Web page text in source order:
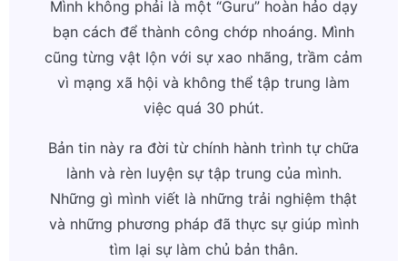
Mình không phải là một “Guru” hoàn hảo dạy
bạn cách để thành công chớp nhoáng. Mình
cũng từng vật lộn với sự xao nhãng, trầm cảm
vì mạng xã hội và không thể tập trung làm
việc quá 30 phút.
Bản tin này ra đời từ chính hành trình tự chữa
lành và rèn luyện sự tập trung của mình.
Những gì mình viết là những trải nghiệm thật
và những phương pháp đã thực sự giúp mình
tìm lại sự làm chủ bản thân.